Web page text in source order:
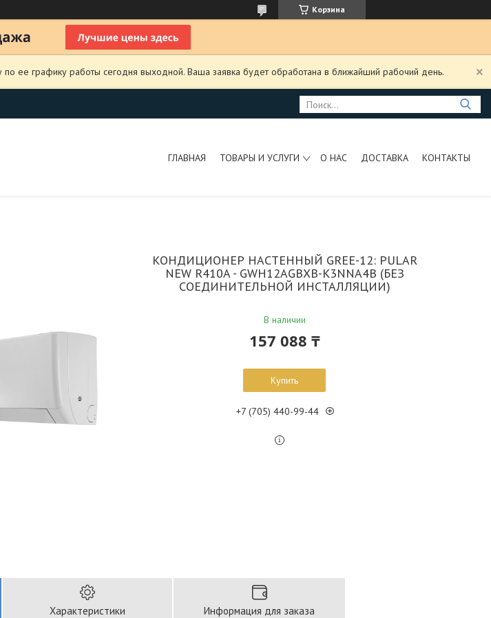
Корзина
ее графику работы сегодня выходной. Ваша заявка будет обработана в ближайший рабочий день.
ГЛАВНАЯ ТОВАРЫ И УСЛУГИ О НАС ДОСТАВКА КОНТАКТЫ
КОНДИЦИОНЕР НАСТЕННЫЙ GREE-12: PULAR
NEW R410A - GWH12AGBXB-K3NNA4B (БЕЗ
СОЕДИНИТЕЛЬНОЙ ИНСТАЛЛЯЦИИ)
В наличии
157 088 ₸
Купить
+7 (705) 440-99-44
Характеристики Информация для заказа